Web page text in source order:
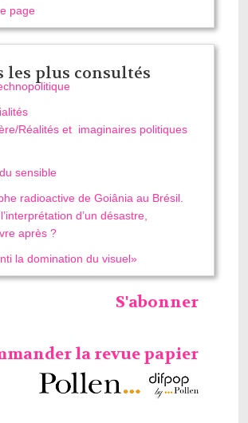
page
les plus consultés
Réalités et imaginaires politiques
sensible
radioactive de Goiânia au Brésil.
d’un désastre,
après ?
la domination du visuel»
S'abonner
la revue papier